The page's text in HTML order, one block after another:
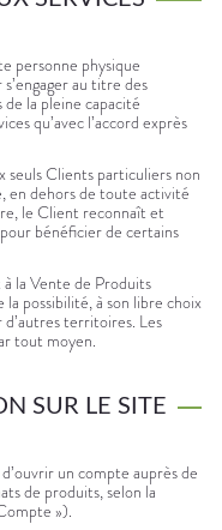
personne physique
au titre des
la pleine capacité
qu’avec l’accord exprès
seuls Clients particuliers non
en dehors de toute activité
le Client reconnaît et
bénéficier de certains
la Vente de Produits
la possibilité, à son libre choix
territoires. Les
tout moyen.
SUR LE SITE
un compte auprès de
de produits, selon la
»).